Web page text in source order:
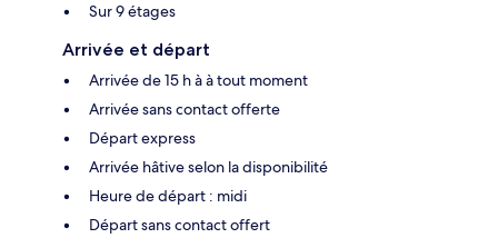
Sur 9 étages
Arrivée et départ
Arrivée de 15 h à à tout moment
Arrivée sans contact offerte
Départ express
Arrivée hâtive selon la disponibilité
Heure de départ : midi
Départ sans contact offert